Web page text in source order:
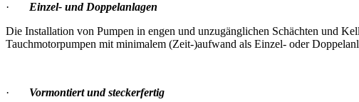
· Einzel- und Doppelanlagen
Die Installation von Pumpen in engen und unzugänglichen Schächten und
Tauchmotorpumpen mit minimalem (Zeit-)aufwand als Einzel- oder
· Vormontiert und steckerfertig